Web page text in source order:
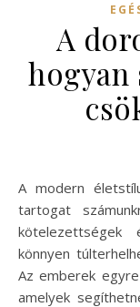
A
hogyan
A modern életstílus számos kihívást és stresszforrást
tartogat
könnyen
Az emberek
amelyek